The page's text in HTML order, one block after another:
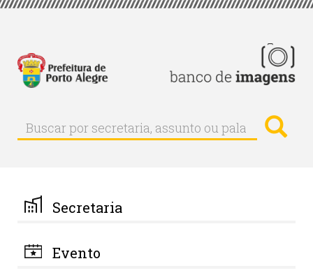
Pular
principal
Buscar
Buscar
por
palavra-
chave
Secretaria
Evento